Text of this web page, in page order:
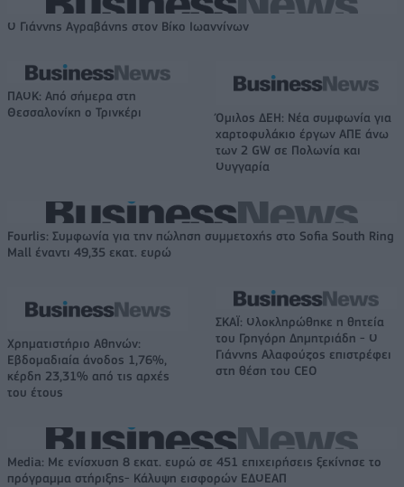
Ο Γιάννης Αγραβάνης στον Βίκο Ιωαννίνων
ΠΑΟΚ: Από σήμερα στη
Θεσσαλονίκη ο Τρινκέρι
Όμιλος ΔΕΗ: Νέα συμφωνία για
χαρτοφυλάκιο έργων ΑΠΕ άνω
των 2 GW σε Πολωνία και
Ουγγαρία
Fourlis: Συμφωνία για την πώληση συμμετοχής στο Sofia South Ring
Mall έναντι 49,35 εκατ. ευρώ
Χρηματιστήριο Αθηνών:
Εβδομαδιαία άνοδος 1,76%,
κέρδη 23,31% από τις αρχές
του έτους
ΣΚΑΪ: Ολοκληρώθηκε η θητεία
του Γρηγόρη Δημητριάδη - Ο
Γιάννης Αλαφούζος επιστρέφει
στη θέση του CEO
Media: Με ενίσχυση 8 εκατ. ευρώ σε 451 επιχειρήσεις ξεκίνησε το
πρόγραμμα στήριξης- Κάλυψη εισφορών ΕΔΟΕΑΠ